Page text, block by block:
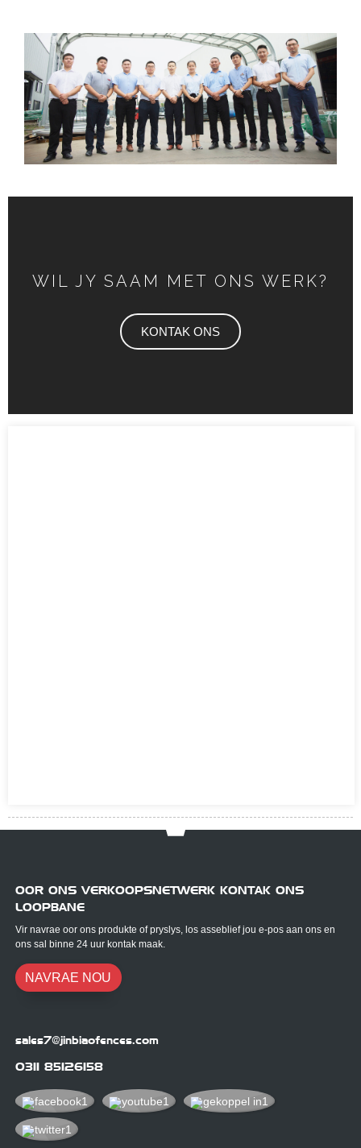
WIL JY SAAM MET ONS WERK?
KONTAK ONS
OOR ONS VERKOOPSNETWERK KONTAK ONS ​​
LOOPBANE
Vir navrae oor ons produkte of pryslys, los asseblief jou e-pos aan ons en
ons sal binne 24 uur kontak maak.
NAVRAE NOU
sales7@jinbiaofences.com
0311 85126158